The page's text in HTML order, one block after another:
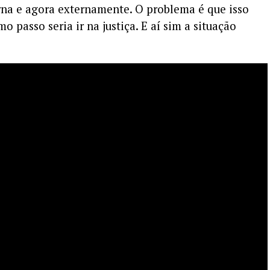
e agora externamente. O problema é que isso
passo seria ir na justiça. E aí sim a situação